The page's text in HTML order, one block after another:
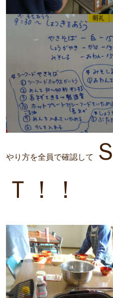
やり方を全員で確認して
Ｔ！！